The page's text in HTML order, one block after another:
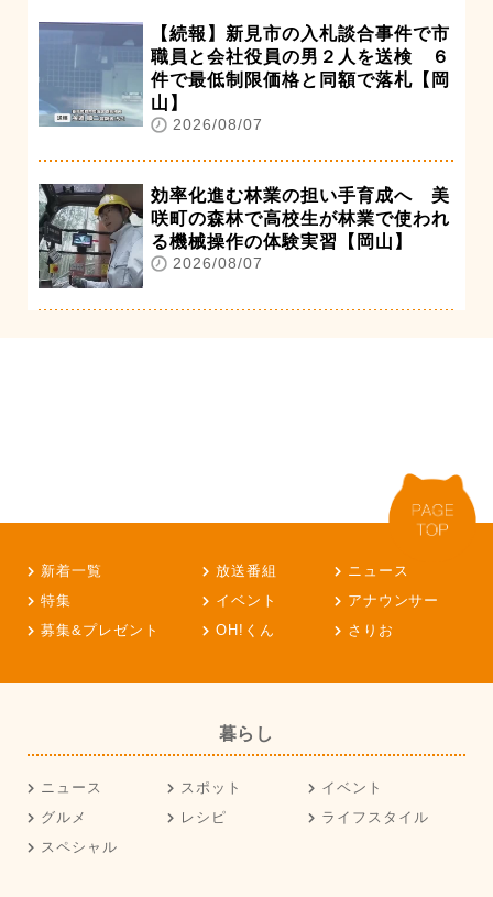
【続報】新見市の入札談合事件で市
職員と会社役員の男２人を送検 ６
件で最低制限価格と同額で落札【岡
山】
2026/08/07
効率化進む林業の担い手育成へ 美
咲町の森林で高校生が林業で使われ
る機械操作の体験実習【岡山】
2026/08/07
新着一覧 放送番組
ニュース
特集
イベント
アナウンサー
募集&プレゼント
OH!くん さりお
暮らし
ニュース スポット
イベント
グルメ
レシピ
ライフスタイル
スペシャル